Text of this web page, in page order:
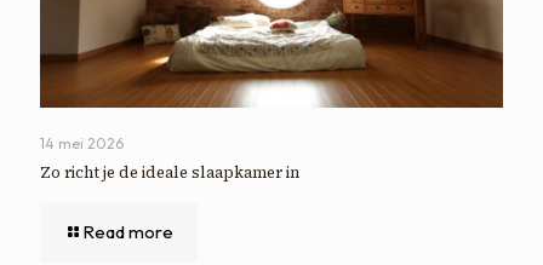
14 mei 2026
Zo richt je de ideale slaapkamer in
Read more